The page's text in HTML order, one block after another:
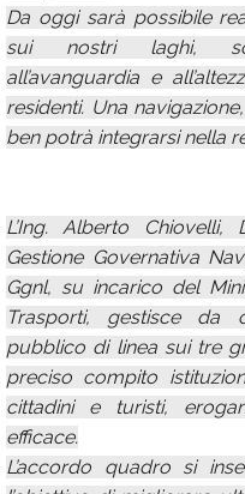
Da oggi sarà possibile
sui nostri laghi,
all’avanguardia e
residenti. Una
ben potrà integrarsi nella
L’Ing. Alberto
Gestione Governativa
Ggnl, su incarico del
Trasporti, gestisce da
pubblico di linea sui tre
preciso compito
cittadini e turisti,
efficace.
L’accordo quadro si